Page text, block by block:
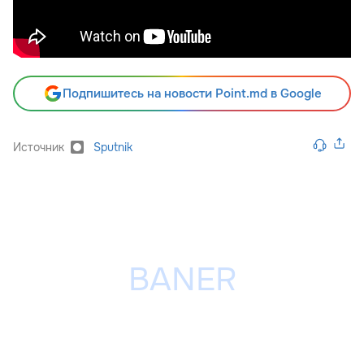
Подпишитесь на новости Point.md в Google
Источник Sputnik